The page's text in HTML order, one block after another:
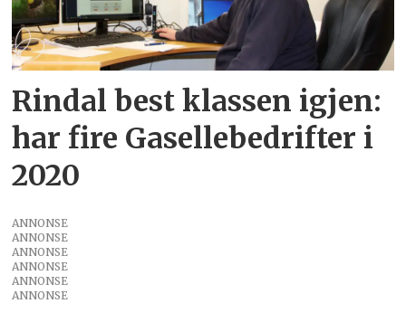
Rindal best klassen igjen:
har fire Gasellebedrifter i
2020
ANNONSE
ANNONSE
ANNONSE
ANNONSE
ANNONSE
ANNONSE